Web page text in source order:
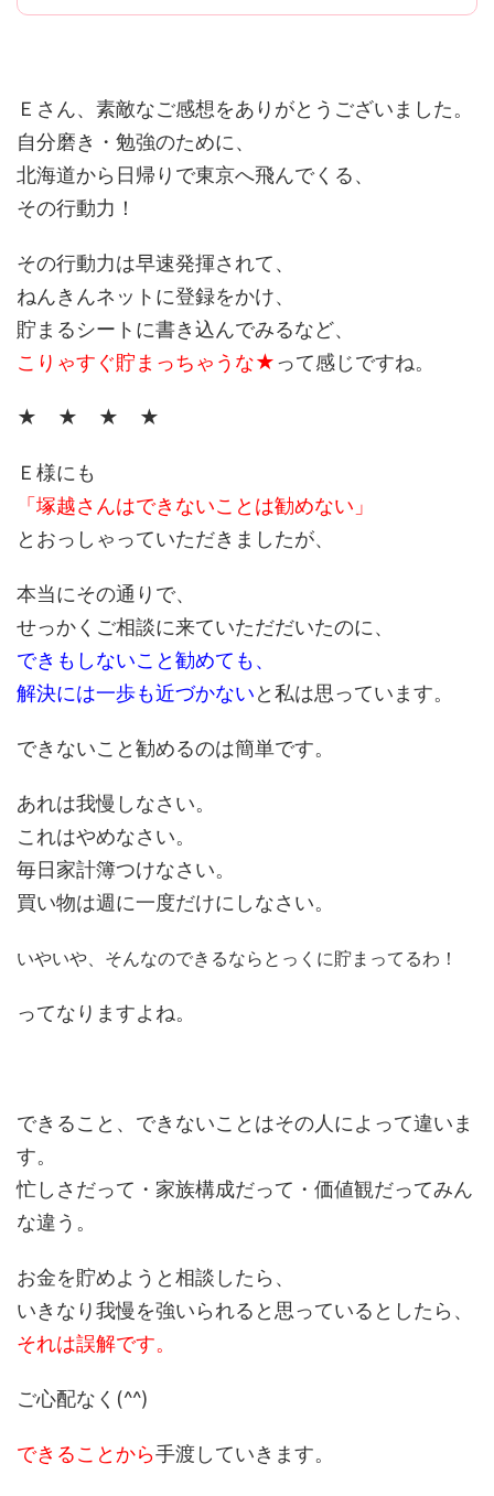
Ｅさん、素敵なご感想をありがとうございました。
自分磨き・勉強のために、
北海道から日帰りで東京へ飛んでくる、
その行動力！
その行動力は早速発揮されて、
ねんきんネットに登録をかけ、
貯まるシートに書き込んでみるなど、
こりゃすぐ貯まっちゃうな★って感じですね。
★ ★ ★ ★
Ｅ様にも
「塚越さんはできないことは勧めない」
とおっしゃっていただきましたが、
本当にその通りで、
せっかくご相談に来ていただだいたのに、
できもしないこと勧めても、
解決には一歩も近づかないと私は思っています。
できないこと勧めるのは簡単です。
あれは我慢しなさい。
これはやめなさい。
毎日家計簿つけなさい。
買い物は週に一度だけにしなさい。
いやいや、そんなのできるならとっくに貯まってるわ！
ってなりますよね。
できること、できないことはその人によって違いま
す。
忙しさだって・家族構成だって・価値観だってみん
な違う。
お金を貯めようと相談したら、
いきなり我慢を強いられると思っているとしたら、
それは誤解です。
ご心配なく(^^)
できることから手渡していきます。